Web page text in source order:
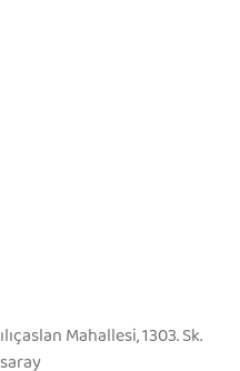
Mahallesi, 1303. Sk.